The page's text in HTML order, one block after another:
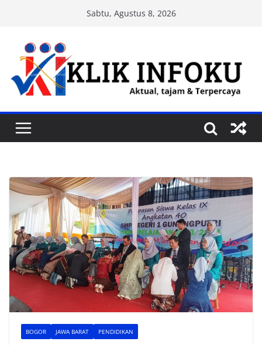
content
Sabtu, Agustus 8, 2026
BOGOR JAWA BARAT PENDIDIKAN